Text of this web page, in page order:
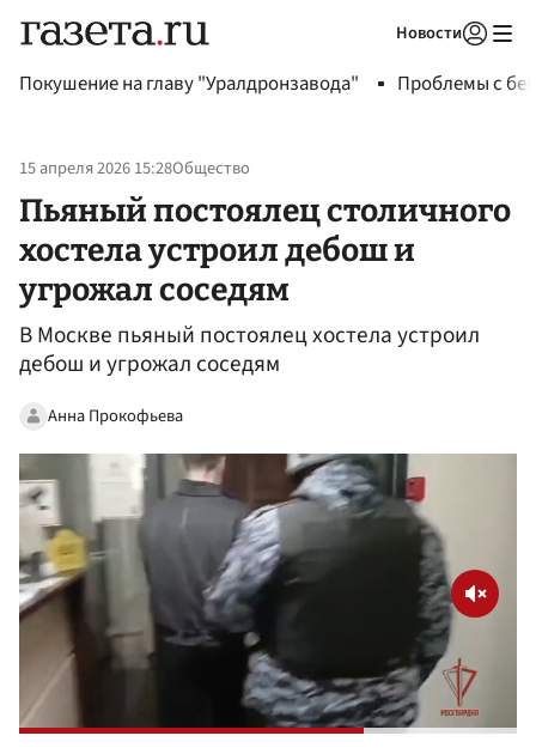
Новости
Покушение на главу "Уралдронзавода" Проблемы с
15 апреля 2026 15:28Общество
Пьяный постоялец столичного
хостела устроил дебош и
угрожал соседям
В Москве пьяный постоялец хостела устроил
дебош и угрожал соседям
Анна Прокофьева